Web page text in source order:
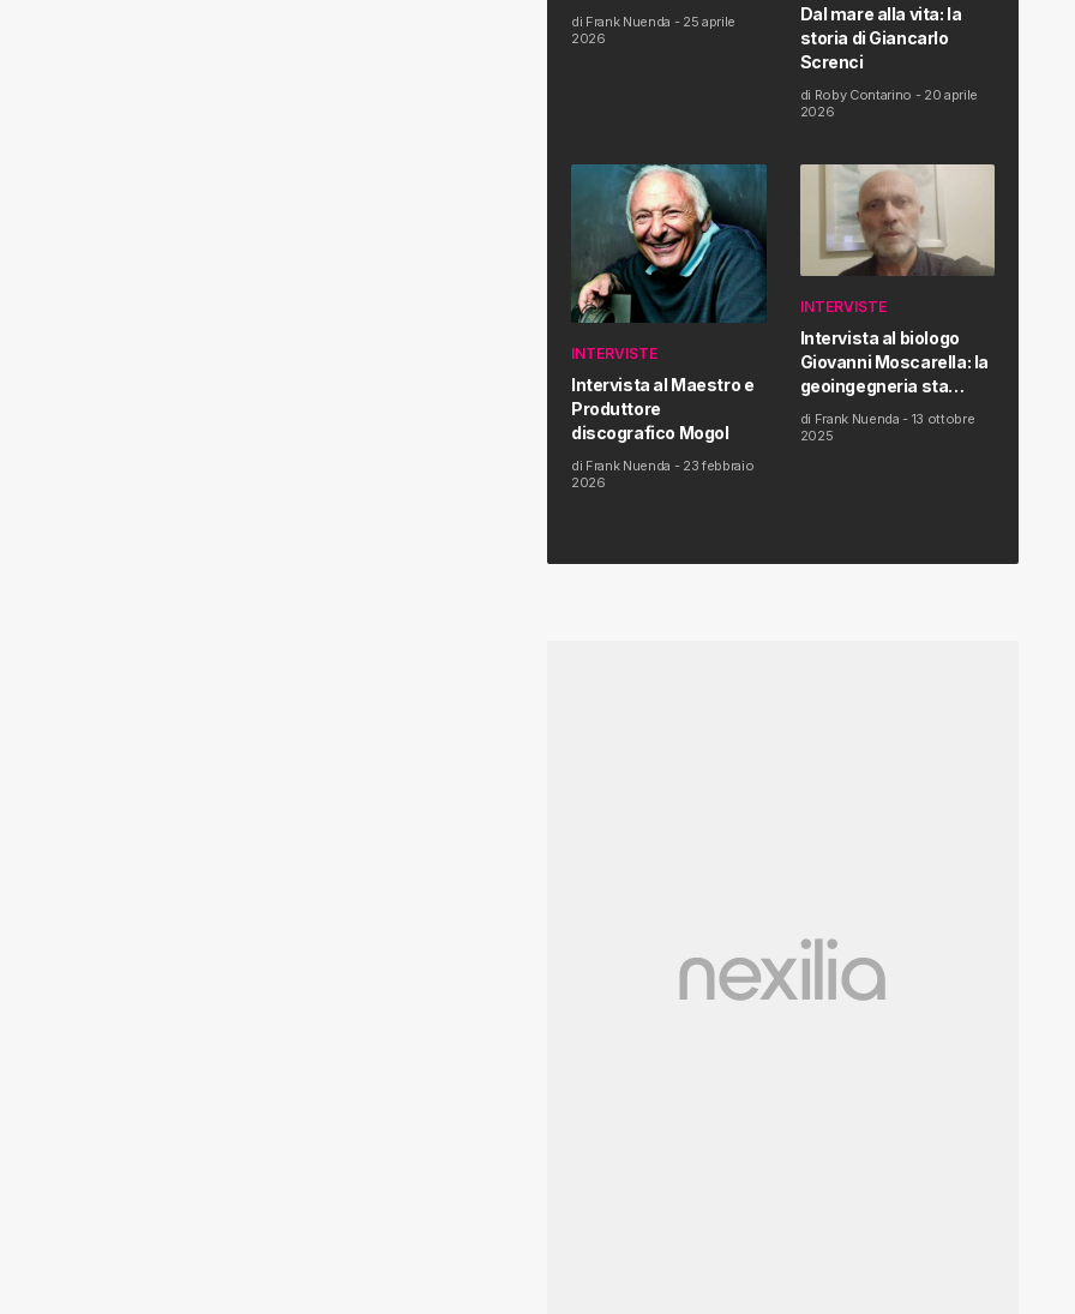
della tematica e della
Proposta di Legge
di Frank Nuenda - 25 aprile
2026
Dal mare alla vita: la
storia di Giancarlo
Screnci
di Roby Contarino - 20 aprile
2026
INTERVISTE
Intervista al Maestro e
Produttore
discografico Mogol
di Frank Nuenda - 23 febbraio
2026
INTERVISTE
Intervista al biologo
Giovanni Moscarella: la
geoingegneria sta
modificando il clima e la
salute dell’uomo
di Frank Nuenda - 13 ottobre
2025